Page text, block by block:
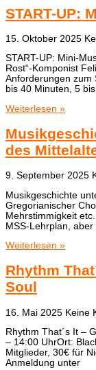
START-UP:
15. Oktober 2025
START-UP: Mini-
Rost“-Komponist
Anforderungen zum
bis 40 Minuten, 5
Weiterlesen »
des
9. September 2025
Musikgeschichte
Gregorianischer
Mehrstimmigkeit
MSS-Lehrplan,
Weiterlesen »
Rhythm
Soul
16. Mai 2025 Keine
Rhythm That´s It –
– 14:00 UhrOrt:
Mitglieder, 30€ für
Anmeldung unter